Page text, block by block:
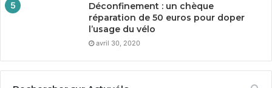
Déconfinement : un chèque
réparation de 50 euros pour doper
l’usage du vélo
avril 30, 2020